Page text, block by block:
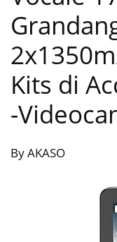
Kits di
-
By AKASO